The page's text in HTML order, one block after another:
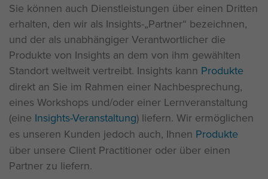
Sie können auch Dienstleistungen über einen Dritten
erhalten, den wir als Insights-„Partner“ bezeichnen,
und der als unabhängiger Verantwortlicher die
Produkte von Insights an dem von ihm gewählten
Standort weltweit vertreibt. Insights kann Produkte
direkt an Sie im Rahmen einer Nachbesprechung,
eines Workshops und/oder einer Lernveranstaltung
(eine Insights-Veranstaltung) liefern. Wir ermöglichen
es unseren Kunden jedoch auch, Ihnen Produkte
über unsere Client Practitioner oder über einen
Partner zu liefern.